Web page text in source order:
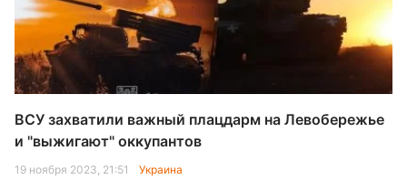
ВСУ захватили важный плацдарм на Левобережье
и "выжигают" оккупантов
19 ноября 2023, 21:51 Украина